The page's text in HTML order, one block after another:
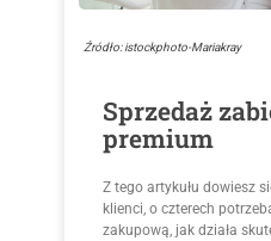
Źródło: istockphoto-Mariakray
Sprzedaż
premium
Z tego artykułu dowiesz
klienci, o czterech
zakupową, jak działa